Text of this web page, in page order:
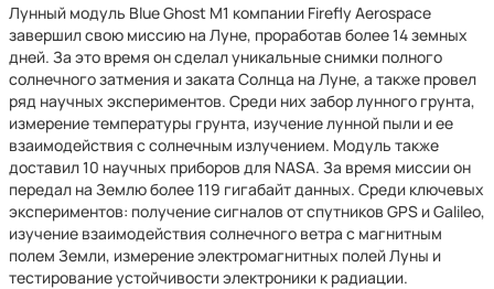
Лунный модуль Blue Ghost M1 компании Firefly Aerospace
завершил свою миссию на Луне, проработав более 14 земных
дней. За это время он сделал уникальные снимки полного
солнечного затмения и заката Солнца на Луне, а также провел
ряд научных экспериментов. Среди них забор лунного грунта,
измерение температуры грунта, изучение лунной пыли и ее
взаимодействия с солнечным излучением. Модуль также
доставил 10 научных приборов для NASA. За время миссии он
передал на Землю более 119 гигабайт данных. Среди ключевых
экспериментов: получение сигналов от спутников GPS и Galileo,
изучение взаимодействия солнечного ветра с магнитным
полем Земли, измерение электромагнитных полей Луны и
тестирование устойчивости электроники к радиации.